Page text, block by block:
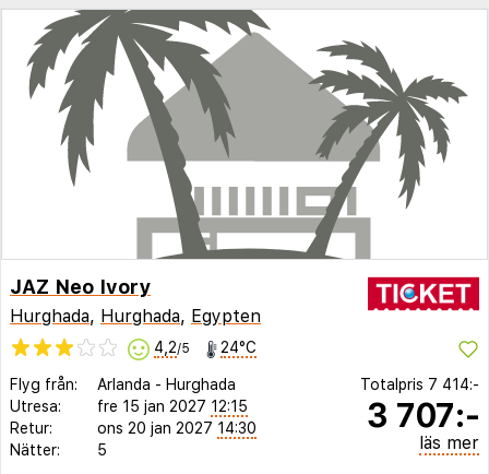
JAZ Neo Ivory
Hurghada, Hurghada, Egypten
4,2/5 24°C
Flyg från: Arlanda - Hurghada
Utresa:
fre 15 jan 2027 12:15
Retur:
ons 20 jan 2027 14:30
Nätter:
5
Totalpris 7 414:-
3 707:-
läs mer